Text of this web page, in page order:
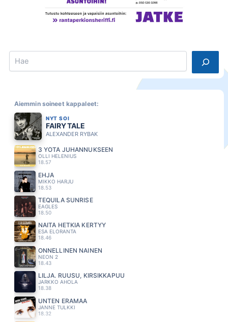
Search
Aiemmin soineet kappaleet:
NYT SOI
FAIRYTALE
ALEXANDER RYBAK
3 YÖTÄ JUHANNUKSEEN
OLLI HELENIUS
18.57
EHJÄ
MIKKO HARJU
18.53
TEQUILA SUNRISE
EAGLES
18.50
NÄITÄ HETKIÄ KERTYY
ESA ELORANTA
18.46
ONNELLINEN NAINEN
NEON 2
18.43
LILJA. RUUSU, KIRSIKKAPUU
JARKKO AHOLA
18.38
UNTEN ERAMAA
JANNE TULKKI
18.32